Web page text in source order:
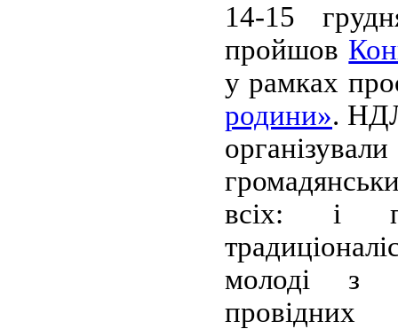
14-15
пройшов
у рамках
родини».
всіх: і
молоді з